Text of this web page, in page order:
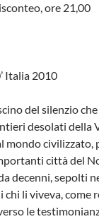
ore 21,00
Italia 2010
del silenzio
desolati della
mondo civilizzato,
città del
decenni, sepolti
li viveva, come
le